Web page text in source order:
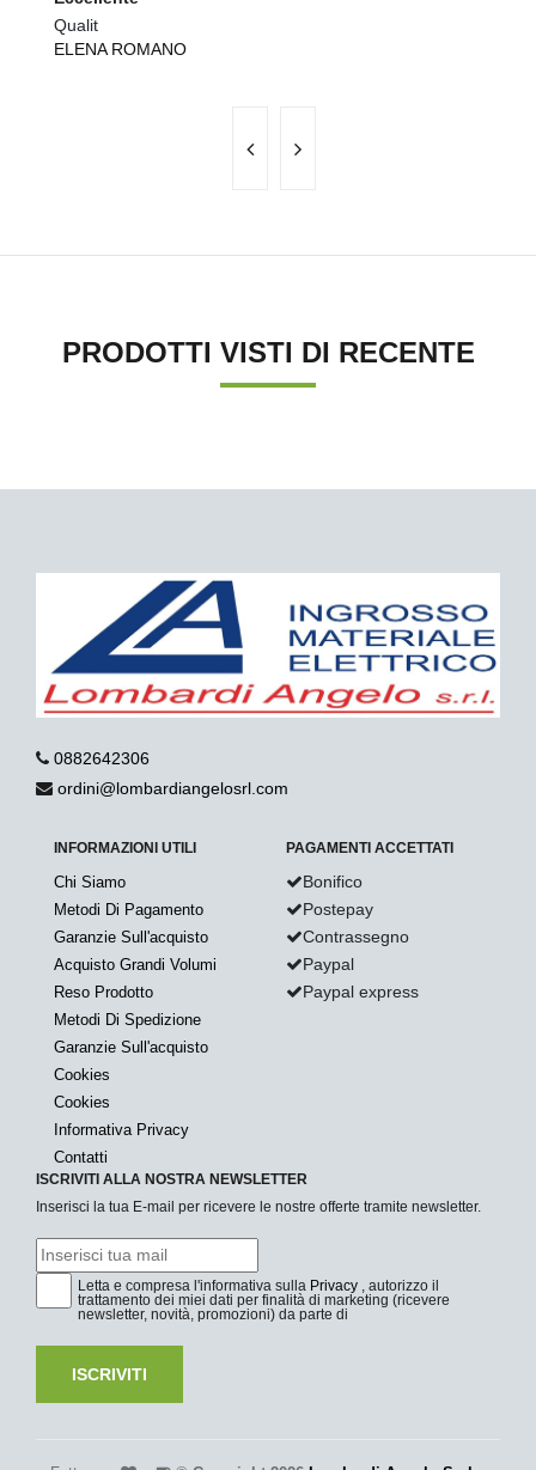
Qualit
ELENA ROMANO
PRODOTTI VISTI DI RECENTE
0882642306
ordini@lombardiangelosrl.com
INFORMAZIONI UTILI
Chi Siamo
Metodi Di Pagamento
Garanzie Sull'acquisto
Acquisto Grandi Volumi
Reso Prodotto
Metodi Di Spedizione
Garanzie Sull'acquisto
Cookies
Cookies
Informativa Privacy
Contatti
PAGAMENTI ACCETTATI
Bonifico
Postepay
Contrassegno
Paypal
Paypal express
ISCRIVITI ALLA NOSTRA NEWSLETTER
Inserisci la tua E-mail per ricevere le nostre offerte tramite newsletter.
Letta e compresa l'informativa sulla Privacy , autorizzo il
trattamento dei miei dati per finalità di marketing (ricevere
newsletter, novità, promozioni) da parte di
ISCRIVITI